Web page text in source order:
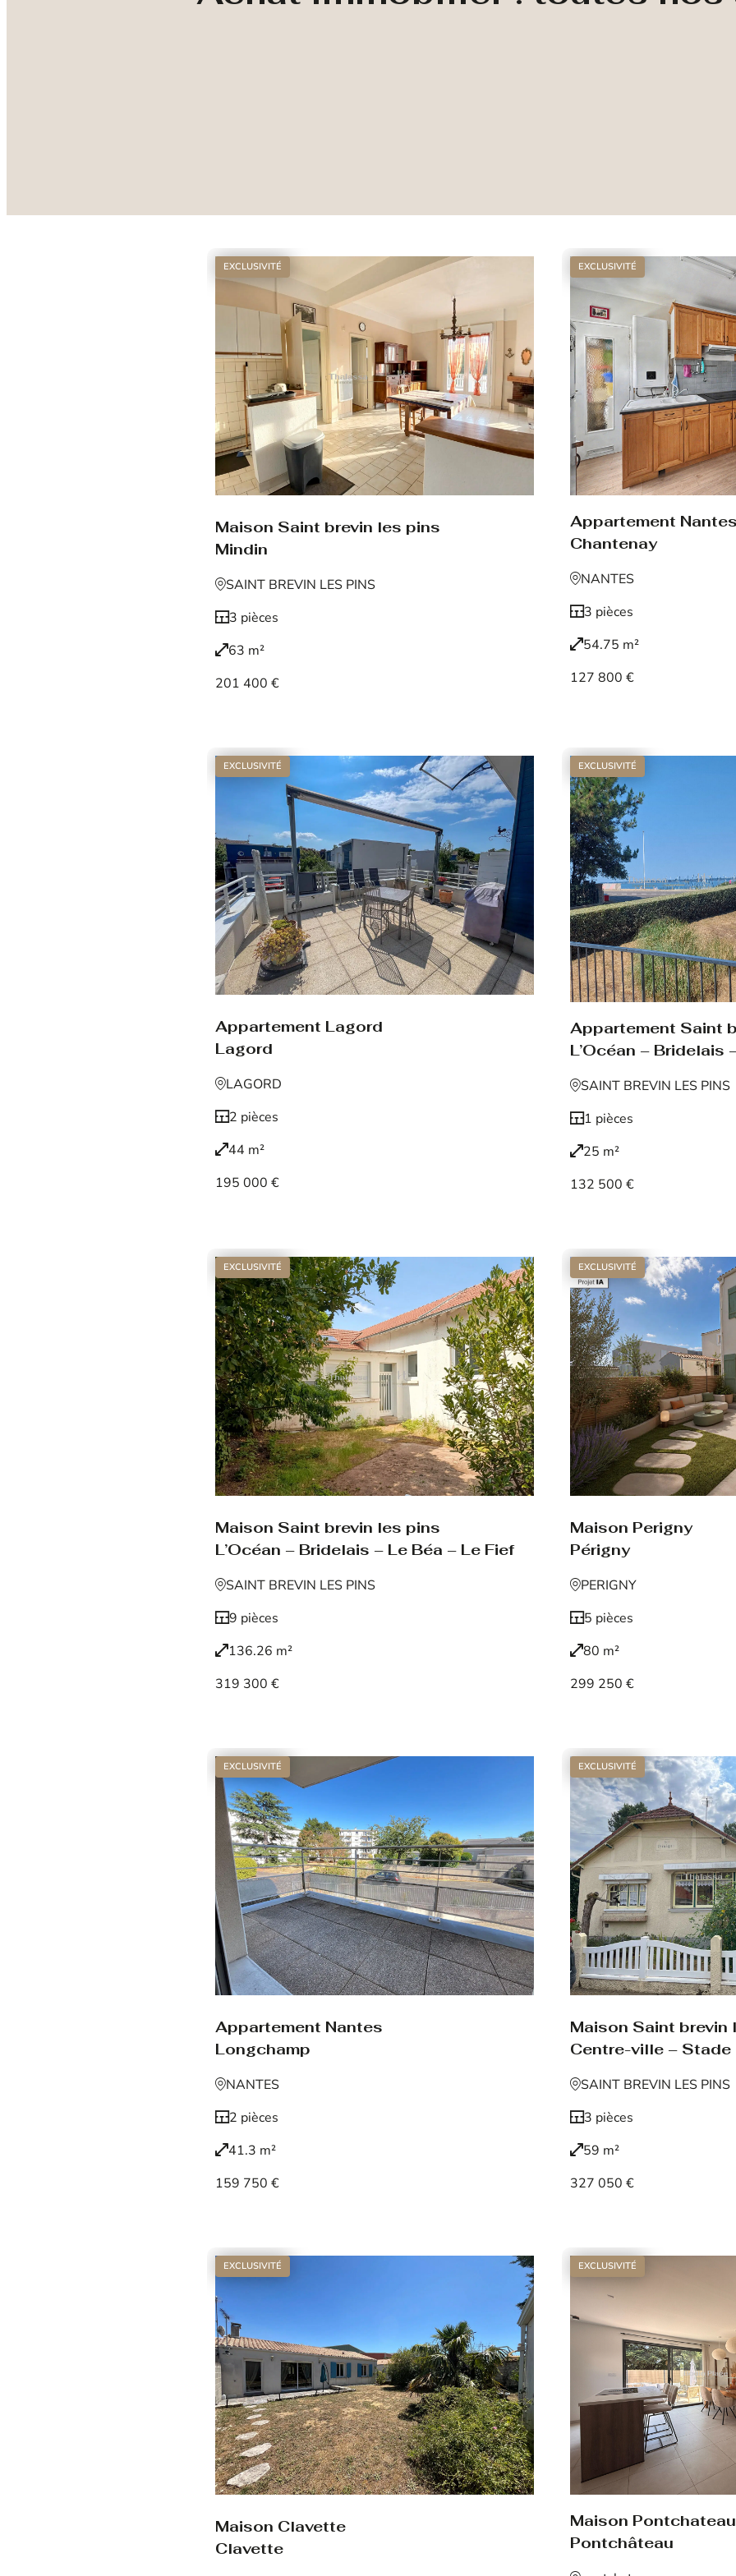
EXCLUSIVITÉ
Maison Saint brevin les pins
Mindin
SAINT BREVIN LES PINS
3 pièces
63 m²
201 400 €
EXCLUSIVITÉ
Appartement
Chantenay
NANTES
3 pièces
54.75 m²
127 800 €
EXCLUSIVITÉ
Appartement Lagord
Lagord
LAGORD
2 pièces
44 m²
195 000 €
EXCLUSIVITÉ
Appartement Saint
L’Océan – Bridelais
SAINT BREVIN LES PINS
1 pièces
25 m²
132 500 €
EXCLUSIVITÉ
Maison Saint brevin les pins
L’Océan – Bridelais – Le Béa – Le Fief
SAINT BREVIN LES PINS
9 pièces
136.26 m²
319 300 €
EXCLUSIVITÉ
Maison Perigny
Périgny
PERIGNY
5 pièces
80 m²
299 250 €
EXCLUSIVITÉ
Appartement Nantes
Longchamp
NANTES
2 pièces
41.3 m²
159 750 €
EXCLUSIVITÉ
Maison Saint brevin
Centre-ville – Stade
SAINT BREVIN LES PINS
3 pièces
59 m²
327 050 €
EXCLUSIVITÉ
Maison Clavette
Clavette
EXCLUSIVITÉ
Maison Pontchateau
Pontchâteau